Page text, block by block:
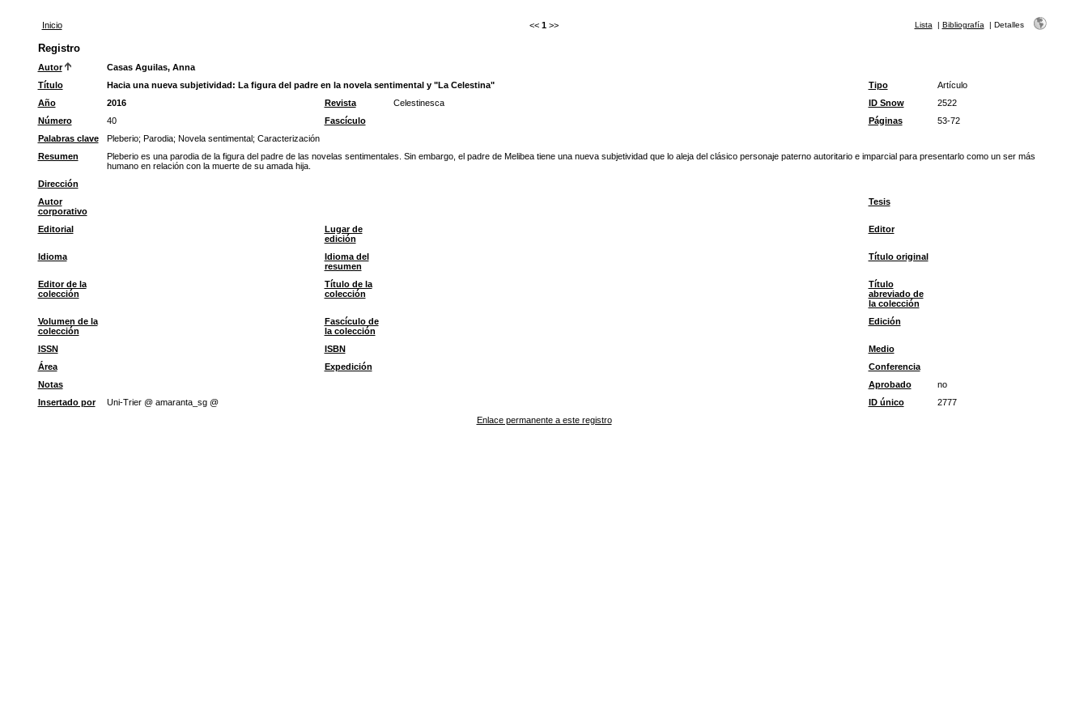
Inicio << 1 >> Lista | Bibliografía | Detalles
Registro
Autor
Casas Aguilas, Anna
Título
Hacia una nueva subjetividad: La figura del padre en la novela sentimental y "La Celestina" Tipo
Artículo
Año
2016 Revista Celestinesca ID Snow
2522
Número
40 Fascículo Páginas
53-72
Palabras clave
Pleberio; Parodia; Novela sentimental; Caracterización
Resumen
Pleberio es una parodia de la figura del padre de las novelas sentimentales. Sin embargo, el padre de Melibea tiene una nueva subjetividad que lo aleja del clásico personaje paterno autoritario e imparcial para presentarlo como un ser más
humano en relación con la muerte de su amada hija.
Dirección
Autor
corporativo
Tesis
Editorial
Lugar de
edición
Editor
Idioma
Idioma del
resumen
Título original
Editor de la
colección
Título de la
colección
Título
abreviado de
la colección
Volumen de la
colección
Fascículo de
la colección
Edición
ISSN ISBN
Medio
Área
Expedición
Conferencia
Notas
Aprobado
no
Insertado por
Uni-Trier @ amaranta_sg @ ID único
2777
Enlace permanente a este registro